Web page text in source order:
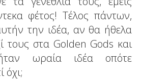
φέτος! Τέλος πάντων,
την ιδέα, αν θα ήθελα
τους στα Golden Gods και
ωραία ιδέα οπότε
όχι;